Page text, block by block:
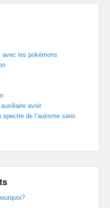
avec les pokémons
avoir
de l’autisme sans